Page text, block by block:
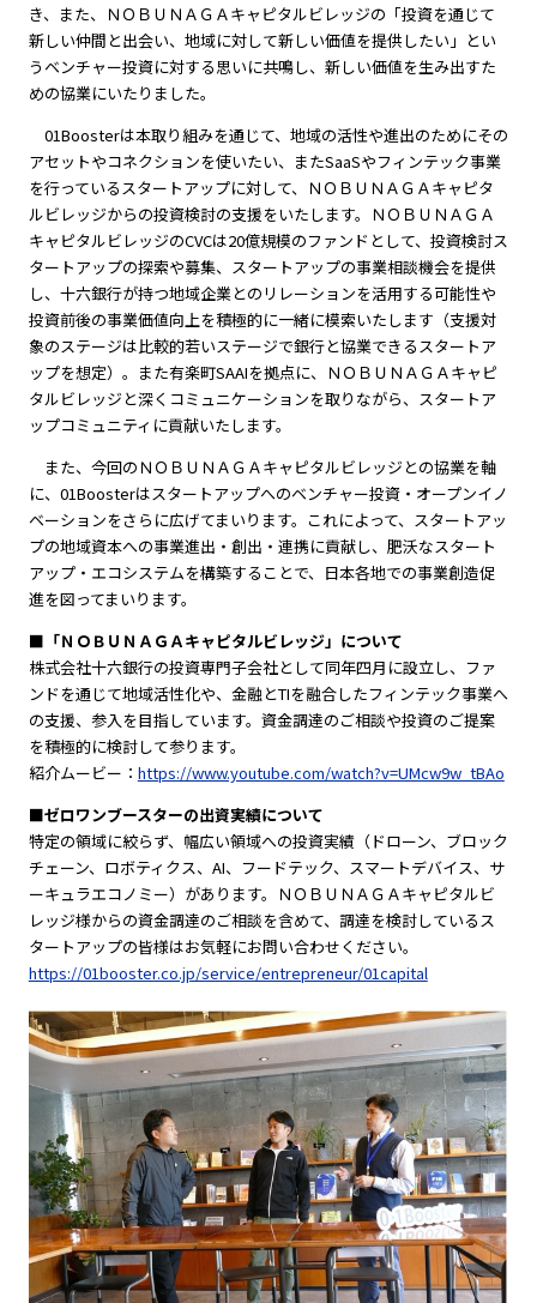
き、また、ＮＯＢＵＮＡＧＡキャピタルビレッジの「投資を通じて
新しい仲間と出会い、地域に対して新しい価値を提供したい」とい
うベンチャー投資に対する思いに共鳴し、新しい価値を生み出すた
めの協業にいたりました。
01Boosterは本取り組みを通じて、地域の活性や進出のためにその
アセットやコネクションを使いたい、またSaaSやフィンテック事業
を行っているスタートアップに対して、ＮＯＢＵＮＡＧＡキャピタ
ルビレッジからの投資検討の支援をいたします。ＮＯＢＵＮＡＧＡ
キャピタルビレッジのCVCは20億規模のファンドとして、投資検討ス
タートアップの探索や募集、スタートアップの事業相談機会を提供
し、十六銀行が持つ地域企業とのリレーションを活用する可能性や
投資前後の事業価値向上を積極的に一緒に模索いたします（支援対
象のステージは比較的若いステージで銀行と協業できるスタートア
ップを想定）。また有楽町SAAIを拠点に、ＮＯＢＵＮＡＧＡキャピ
タルビレッジと深くコミュニケーションを取りながら、スタートア
ップコミュニティに貢献いたします。
また、今回のＮＯＢＵＮＡＧＡキャピタルビレッジとの協業を軸
に、01Boosterはスタートアップへのベンチャー投資・オープンイノ
ベーションをさらに広げてまいります。これによって、スタートアッ
プの地域資本への事業進出・創出・連携に貢献し、肥沃なスタート
アップ・エコシステムを構築することで、日本各地での事業創造促
進を図ってまいります。
■「ＮＯＢＵＮＡＧＡキャピタルビレッジ」について
株式会社十六銀行の投資専門子会社として同年四月に設立し、ファ
ンドを通じて地域活性化や、金融とTIを融合したフィンテック事業へ
の支援、参入を目指しています。資金調達のご相談や投資のご提案
を積極的に検討して参ります。
紹介ムービー： https://www.youtube.com/watch?v=UMcw9w_tBAo
■ゼロワンブースターの出資実績について
特定の領域に絞らず、幅広い領域への投資実績（ドローン、ブロック
チェーン、ロボティクス、AI、フードテック、スマートデバイス、サ
ーキュラエコノミー）があります。ＮＯＢＵＮＡＧＡキャピタルビ
レッジ様からの資金調達のご相談を含めて、調達を検討しているス
タートアップの皆様はお気軽にお問い合わせください。
https://01booster.co.jp/service/entrepreneur/01capital